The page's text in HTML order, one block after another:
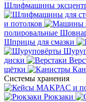
Шлифмашины
и потолков
полировальные
Шприцы для смазки
диски
щётки
Системы хранения
Рюкзаки